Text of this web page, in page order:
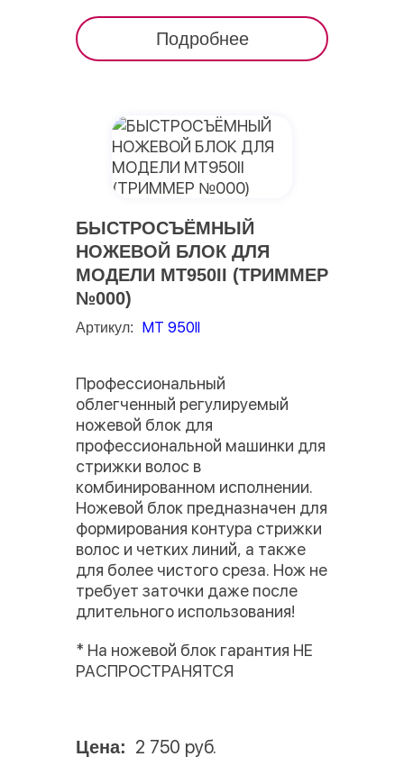
Подробнее
БЫСТРОСЪЁМНЫЙ
НОЖЕВОЙ БЛОК ДЛЯ
МОДЕЛИ MT950II (ТРИММЕР
№000)
Артикул: МТ 950II
Профессиональный
облегченный регулируемый
ножевой блок для
профессиональной машинки для
стрижки волос в
комбинированном исполнении.
Ножевой блок предназначен для
формирования контура стрижки
волос и четких линий, а также
для более чистого среза. Нож не
требует заточки даже после
длительного использования!
* На ножевой блок гарантия НЕ
РАСПРОСТРАНЯТСЯ
Цена: 2 750 руб.